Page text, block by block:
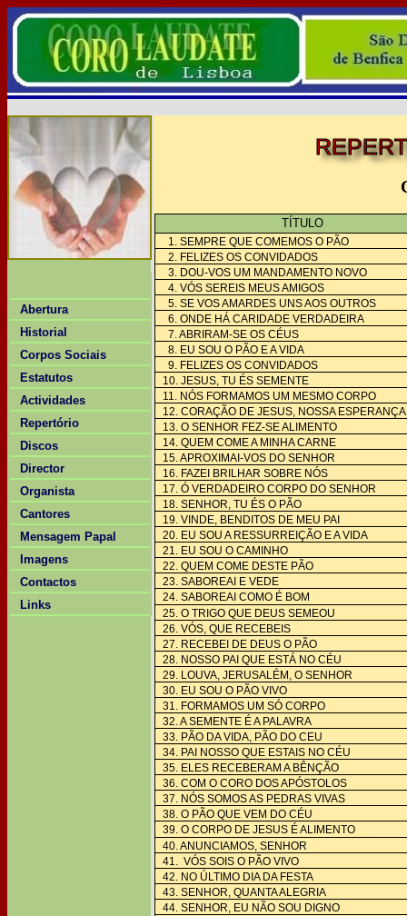
Abertura
Historial
Corpos Sociais
Estatutos
Actividades
Repertório
Discos
Director
Organista
Cantores
Mensagem Papal
Imagens
Contactos
Links
TÍTULO
1. SEMPRE QUE COMEMOS O PÃO
2. FELIZES OS CONVIDADOS
3. DOU-VOS UM MANDAMENTO NOVO
4. VÓS SEREIS MEUS AMIGOS
5. SE VOS AMARDES UNS AOS OUTROS
6. ONDE HÁ CARIDADE VERDADEIRA
7. ABRIRAM-SE OS CÉUS
8. EU SOU O PÃO E A VIDA
9. FELIZES OS CONVIDADOS
10. JESUS, TU ÉS SEMENTE
11. NÓS FORMAMOS UM MESMO CORPO
12. CORAÇÃO DE JESUS, NOSSA ESPERANÇA
13. O SENHOR FEZ-SE ALIMENTO
14. QUEM COME A MINHA CARNE
15. APROXIMAI-VOS DO SENHOR
16. FAZEI BRILHAR SOBRE NÓS
17. Ó VERDADEIRO CORPO DO SENHOR
18. SENHOR, TU ÉS O PÃO
19. VINDE, BENDITOS DE MEU PAI
20. EU SOU A RESSURREIÇÃO E A VIDA
21. EU SOU O CAMINHO
22. QUEM COME DESTE PÃO
23. SABOREAI E VEDE
24. SABOREAI COMO É BOM
25. O TRIGO QUE DEUS SEMEOU
26. VÓS, QUE RECEBEIS
27. RECEBEI DE DEUS O PÃO
28. NOSSO PAI QUE ESTÁ NO CÉU
29. LOUVA, JERUSALÉM, O SENHOR
30. EU SOU O PÃO VIVO
31. FORMAMOS UM SÓ CORPO
32. A SEMENTE É A PALAVRA
33. PÃO DA VIDA, PÃO DO CEU
34. PAI NOSSO QUE ESTAIS NO CÉU
35. ELES RECEBERAM A BÊNÇÃO
36. COM O CORO DOS APÓSTOLOS
37. NÓS SOMOS AS PEDRAS VIVAS
38. O PÃO QUE VEM DO CÉU
39. O CORPO DE JESUS É ALIMENTO
40. ANUNCIAMOS, SENHOR
41. VÓS SOIS O PÃO VIVO
42. NO ÚLTIMO DIA DA FESTA
43. SENHOR, QUANTA ALEGRIA
44. SENHOR, EU NÃO SOU DIGNO